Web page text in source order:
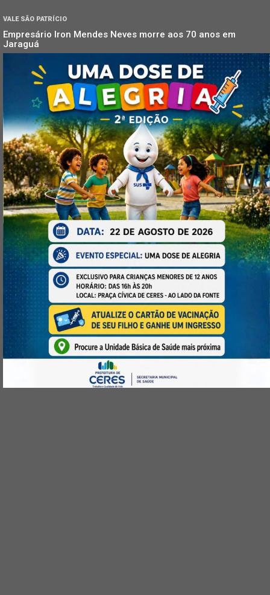
VALE SÃO PATRÍCIO
Empresário Iron Mendes Neves morre aos 70 anos em
Jaraguá